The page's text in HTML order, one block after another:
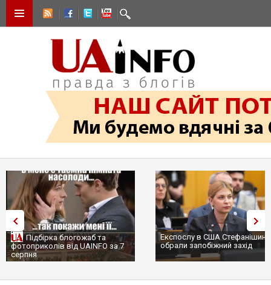
Підбірка блогожаб та
фотоприколів від UAINFO за 7
серпня
Експослу в США
обрали запобіжний захід